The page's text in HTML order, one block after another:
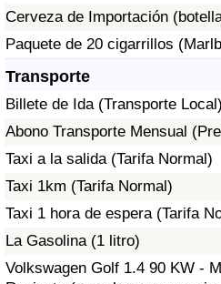
Cerveza de Importación
Paquete de 20 cigarrillos
Transporte
Billete de Ida (Transporte Local)
Abono Transporte Mensual
Taxi a la salida (Tarifa Normal)
Taxi 1km (Tarifa Normal)
Taxi 1 hora de espera (Tarifa
La Gasolina (1 litro)
Volkswagen Golf 1.4 90 KW -
Índice de Tráfico (Actual)
Índice de Tráfico por País